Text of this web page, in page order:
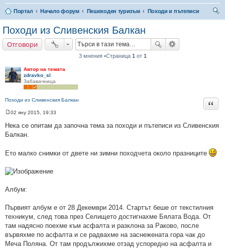
Портал Начало форум Пешеходен туризъм
Походи и пътеписи
Походи из Сливенския Балкан
Отговори
3 мнения •Страница 1 от 1
Автор на темата
zdravko_sl
Забавачница
Походи из Сливенския Балкан
е
н
02 яну 2015, 19:33
Нека се опитам да започна тема за походи и пътеписи из Сливенския
Балкан.
Ето малко снимки от двете ни зимни походчета около празниците
Албум:
Първият албум е от 28 Декември 2014. Стартът беше от текстилния
техникум, след това през Селището достигнахме Бялата Вода. От
там надясно поехме към асфалта и разклона за Раково, после
вървяхме по асфалта и се радвахме на заснежената гора чак до
Меча Поляна. От там продължихме отзад успоредно на асфалта и